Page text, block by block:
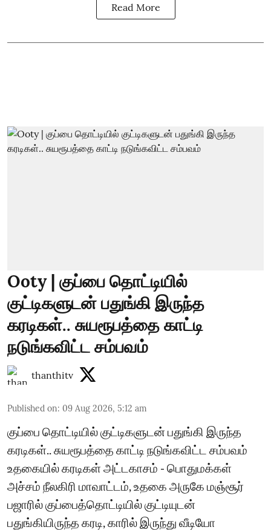
Read More
Ooty | குப்பை தொட்டியில்
குட்டிகளுடன் பதுங்கி இருந்த
கரடிகள்.. சுயரூபத்தை காட்டி
நடுங்கவிட்ட சம்பவம்
thanthitv
Published on: 09 Aug 2026, 5:12 am
குப்பை தொட்டியில் குட்டிகளுடன் பதுங்கி இருந்த
கரடிகள்.. சுயரூபத்தை காட்டி நடுங்கவிட்ட சம்பவம்
உதகையில் கரடிகள் அட்டகாசம் - பொதுமக்கள்
அச்சம் நீலகிரி மாவாட்டம், உதகை அருகே மஞ்சூர்
பஜாரில் குப்பைத்தொட்டியில் குட்டியுடன்
பதுங்கியிருந்த கரடி, காரில் இருந்து வீடியோ